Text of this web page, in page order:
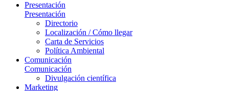
Presentación
Presentación
Directorio
Localización / Cómo llegar
Carta de Servicios
Política Ambiental
Comunicación
Comunicación
Divulgación científica
Marketing